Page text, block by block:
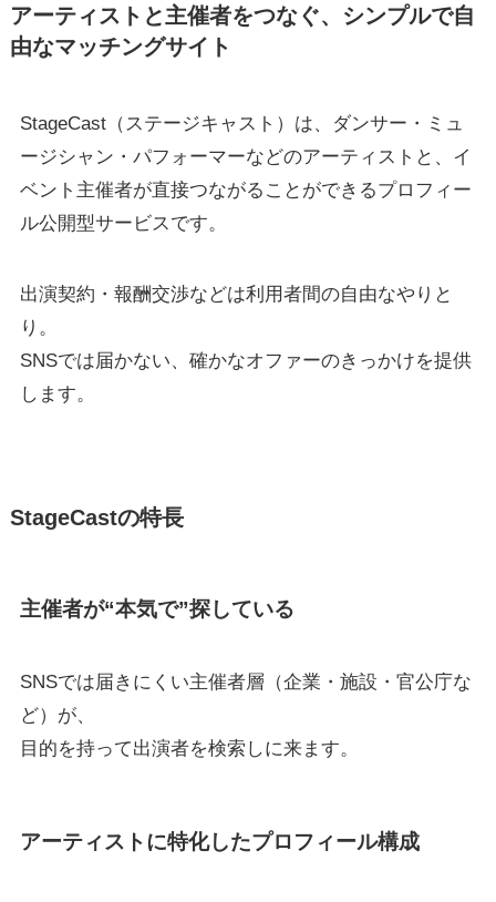
アーティストと主催者をつなぐ、シンプルで自
由なマッチングサイト
StageCast（ステージキャスト）は、ダンサー・ミュ
ージシャン・パフォーマーなどのアーティストと、イ
ベント主催者が直接つながることができるプロフィー
ル公開型サービスです。
出演契約・報酬交渉などは利用者間の自由なやりと
り。
SNSでは届かない、確かなオファーのきっかけを提供
します。
StageCastの特長
主催者が“本気で”探している
SNSでは届きにくい主催者層（企業・施設・官公庁な
ど）が、
目的を持って出演者を検索しに来ます。
アーティストに特化したプロフィール構成